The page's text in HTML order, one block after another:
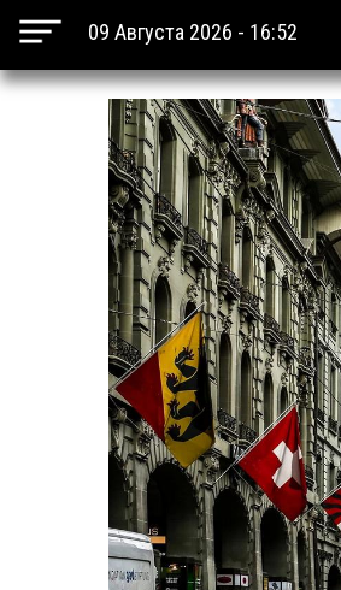
09 Августа 2026 - 16:52